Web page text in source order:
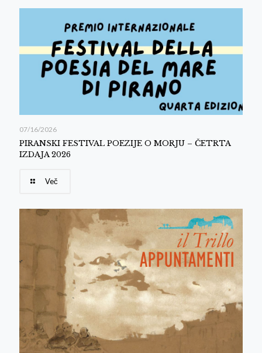
07/16/2026
PIRANSKI FESTIVAL POEZIJE O MORJU – ČETRTA
IZDAJA 2026
Več